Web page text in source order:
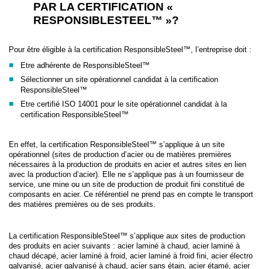
PAR LA CERTIFICATION «
RESPONSIBLESTEEL™ »?
Pour être éligible à la certification ResponsibleSteel™, l’entreprise doit :
Etre adhérente de ResponsibleSteel™
Sélectionner un site opérationnel candidat à la certification
ResponsibleSteel™
Etre certifié ISO 14001 pour le site opérationnel candidat à la
certification ResponsibleSteel™
En effet, la certification ResponsibleSteel™ s’applique à un site
opérationnel (sites de production d’acier ou de matières premières
nécessaires à la production de produits en acier et autres sites en lien
avec la production d’acier). Elle ne s’applique pas à un fournisseur de
service, une mine ou un site de production de produit fini constitué de
composants en acier. Ce référentiel ne prend pas en compte le transport
des matières premières ou de ses produits.
La certification ResponsibleSteel™ s’applique aux sites de production
des produits en acier suivants : acier laminé à chaud, acier laminé à
chaud décapé, acier laminé à froid, acier laminé à froid fini, acier électro
galvanisé, acier galvanisé à chaud, acier sans étain, acier étamé, acier